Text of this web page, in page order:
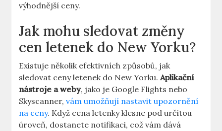
výhodnější ceny.
Jak mohu sledovat změny
cen letenek do New Yorku?
Existuje několik efektivních způsobů, jak
sledovat ceny letenek do New Yorku.Aplikační
nástroje a weby, jako je Google Flights nebo
Skyscanner,vám umožňují nastavit upozornění
na ceny. Když cena letenky klesne pod určitou
úroveň, dostanete notifikaci, což vám dává